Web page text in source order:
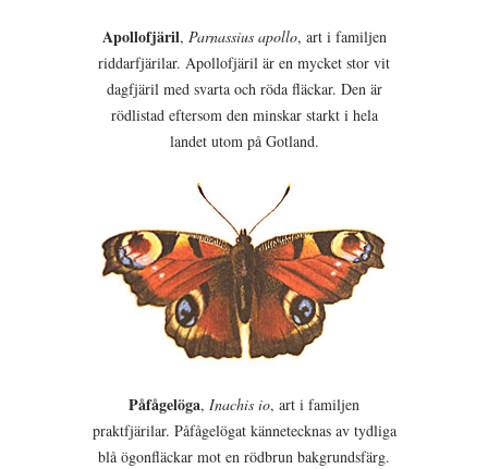
Apollofjäril, Parnassius apollo, art i familjen
riddarfjärilar. Apollofjäril är en mycket stor vit
dagfjäril med svarta och röda fläckar. Den är
rödlistad eftersom den minskar starkt i hela
landet utom på Gotland.
Påfågelöga, Inachis io, art i familjen
praktfjärilar. Påfågelögat kännetecknas av tydliga
blå ögonfläckar mot en rödbrun bakgrundsfärg.